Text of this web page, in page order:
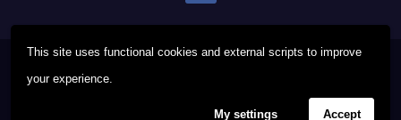
This site uses functional cookies and external scripts to improve
your experience.
My settings Accept
Proudly powered by WordPress
Privacy PolicyFAQ